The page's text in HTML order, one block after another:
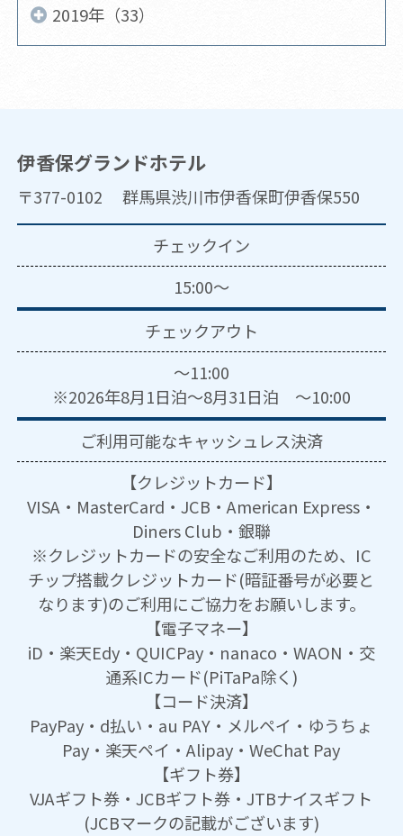
2019年（33）
伊香保グランドホテル
〒377-0102 群馬県渋川市伊香保町伊香保550
チェックイン
15:00～
チェックアウト
～11:00
※2026年8月1日泊～8月31日泊 ～10:00
ご利用可能なキャッシュレス決済
【クレジットカード】
VISA・MasterCard・JCB・American Express・
Diners Club・銀聯
※クレジットカードの安全なご利用のため、IC
チップ搭載クレジットカード(暗証番号が必要と
なります)のご利用にご協力をお願いします。
【電子マネー】
iD・楽天Edy・QUICPay・nanaco・WAON・交
通系ICカード(PiTaPa除く)
【コード決済】
PayPay・d払い・au PAY・メルペイ・ゆうちょ
Pay・楽天ペイ・Alipay・WeChat Pay
【ギフト券】
VJAギフト券・JCBギフト券・JTBナイスギフト
(JCBマークの記載がございます)